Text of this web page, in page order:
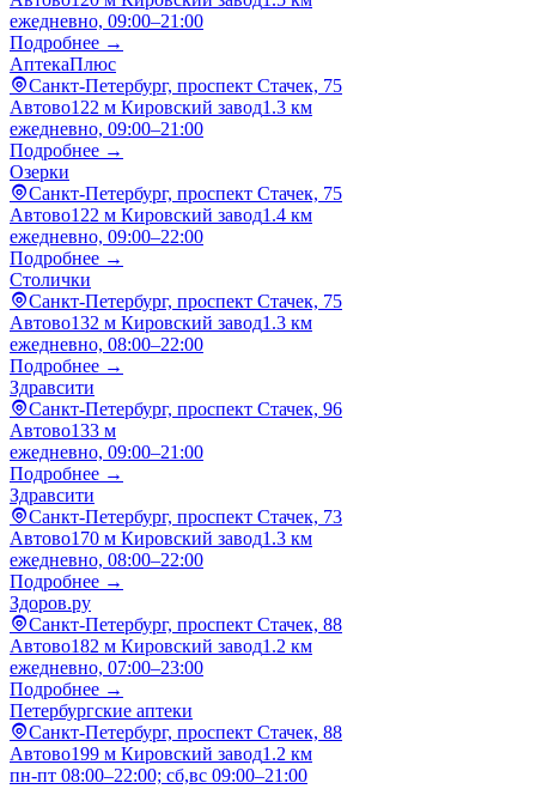
ежедневно, 09:00–21:00
Подробнее →
АптекаПлюс
Санкт-Петербург, проспект Стачек, 75
Автово122 м Кировский завод1.3 км
ежедневно, 09:00–21:00
Подробнее →
Озерки
Санкт-Петербург, проспект Стачек, 75
Автово122 м Кировский завод1.4 км
ежедневно, 09:00–22:00
Подробнее →
Столички
Санкт-Петербург, проспект Стачек, 75
Автово132 м Кировский завод1.3 км
ежедневно, 08:00–22:00
Подробнее →
Здравсити
Санкт-Петербург, проспект Стачек, 96
Автово133 м
ежедневно, 09:00–21:00
Подробнее →
Здравсити
Санкт-Петербург, проспект Стачек, 73
Автово170 м Кировский завод1.3 км
ежедневно, 08:00–22:00
Подробнее →
Здоров.ру
Санкт-Петербург, проспект Стачек, 88
Автово182 м Кировский завод1.2 км
ежедневно, 07:00–23:00
Подробнее →
Петербургские аптеки
Санкт-Петербург, проспект Стачек, 88
Автово199 м Кировский завод1.2 км
пн-пт 08:00–22:00; сб,вс 09:00–21:00